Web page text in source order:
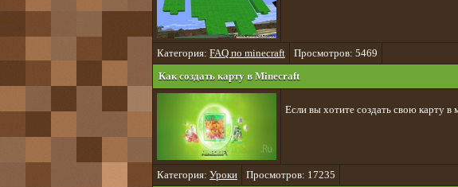
Категория: FAQ по minecraft
Просмотров: 5469
Как создать карту в Minecraft
Если вы хотите создать свою карту в
Категория: Уроки
Просмотров: 17235